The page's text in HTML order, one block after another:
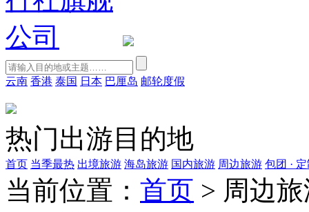
云南 香港 泰国 日本 巴厘岛 邮轮度假
热门出游目的地
首页 当季最热 出境旅游 海岛旅游 国内旅游 周边旅游 包团 ·
当前位置： 首页 > 周边